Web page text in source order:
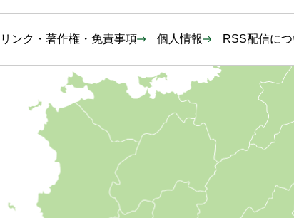
リンク・著作権・免責事項 個人情報 RSS配信につ